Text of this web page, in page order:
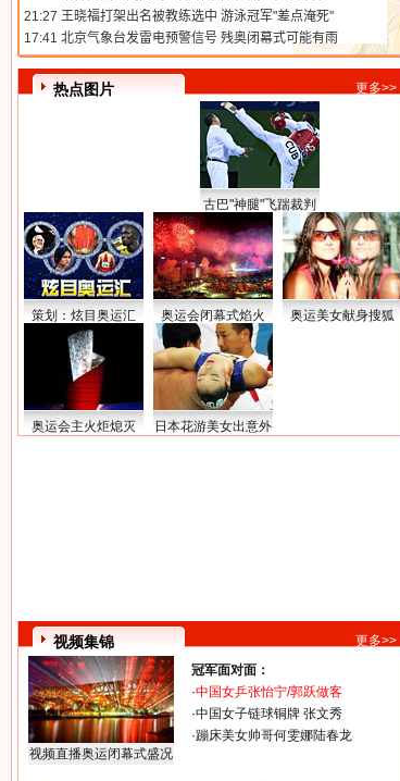
热点图片 更多>>
古巴"神腿"飞踹裁判
策划：炫目奥运汇 奥运会闭幕式焰火 奥运美女献身搜狐
奥运会主火炬熄灭 日本花游美女出意外
视频集锦 更多>>
视频直播奥运闭幕式盛况
冠军面对面：
·中国女乒张怡宁/郭跃做客
·中国女子链球铜牌 张文秀
·蹦床美女帅哥何雯娜陆春龙